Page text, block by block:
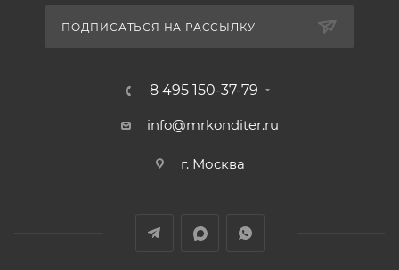
ПОДПИСАТЬСЯ НА РАССЫЛКУ
8 495 150-37-79
info@mrkonditer.ru
г. Москва